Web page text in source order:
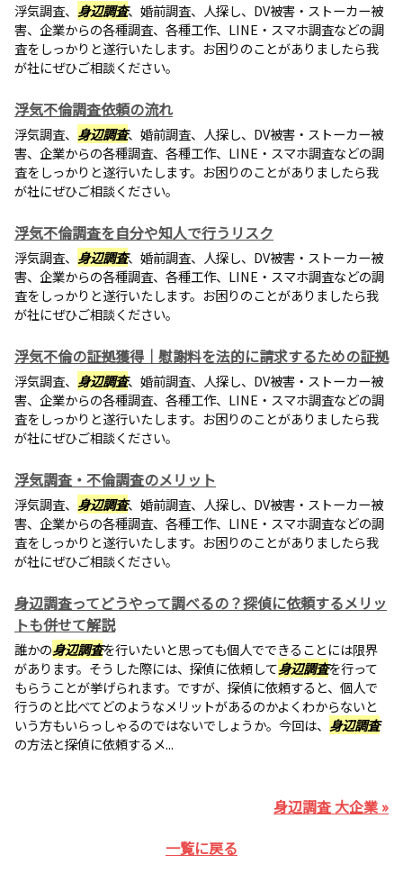
浮気調査、 身辺調査、婚前調査、人探し、DV被害・ストーカー被
害、企業からの各種調査、各種工作、LINE・スマホ調査などの調
査をしっかりと遂行いたします。お困りのことがありましたら我
が社にぜひご相談ください。
浮気不倫調査依頼の流れ
浮気調査、 身辺調査、婚前調査、人探し、DV被害・ストーカー被
害、企業からの各種調査、各種工作、LINE・スマホ調査などの調
査をしっかりと遂行いたします。お困りのことがありましたら我
が社にぜひご相談ください。
浮気不倫調査を自分や知人で行うリスク
浮気調査、 身辺調査、婚前調査、人探し、DV被害・ストーカー被
害、企業からの各種調査、各種工作、LINE・スマホ調査などの調
査をしっかりと遂行いたします。お困りのことがありましたら我
が社にぜひご相談ください。
浮気不倫の証拠獲得｜慰謝料を法的に請求するための証拠
浮気調査、 身辺調査、婚前調査、人探し、DV被害・ストーカー被
害、企業からの各種調査、各種工作、LINE・スマホ調査などの調
査をしっかりと遂行いたします。お困りのことがありましたら我
が社にぜひご相談ください。
浮気調査・不倫調査のメリット
浮気調査、 身辺調査、婚前調査、人探し、DV被害・ストーカー被
害、企業からの各種調査、各種工作、LINE・スマホ調査などの調
査をしっかりと遂行いたします。お困りのことがありましたら我
が社にぜひご相談ください。
身辺調査ってどうやって調べるの？探偵に依頼するメリッ
トも併せて解説
誰かの身辺調査を行いたいと思っても個人でできることには限界
があります。そうした際には、探偵に依頼して身辺調査を行って
もらうことが挙げられます。ですが、探偵に依頼すると、個人で
行うのと比べてどのようなメリットがあるのかよくわからないと
いう方もいらっしゃるのではないでしょうか。今回は、 身辺調査
の方法と探偵に依頼するメ...
身辺調査 大企業 »
一覧に戻る